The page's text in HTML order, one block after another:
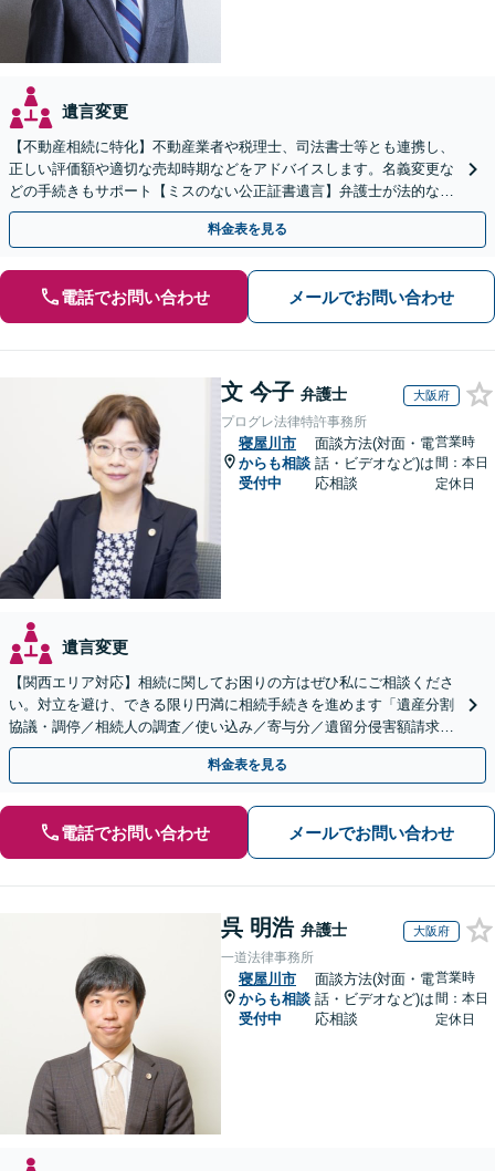
遺言変更
【不動産相続に特化】不動産業者や税理士、司法書士等とも連携し、
正しい評価額や適切な売却時期などをアドバイスします。名義変更な
どの手続きもサポート【ミスのない公正証書遺言】弁護士が法的な観
点から遺言書を作成します。
料金表を見る
電話でお問い合わせ メールでお問い合わせ
文 今子 弁護士 大阪府
プログレ法律特許事務所
寝屋川市
からも相談
受付中
面談方法(対面・電
話・ビデオなど)は
応相談
営業時
間：本日
定休日
遺言変更
【関西エリア対応】相続に関してお困りの方はぜひ私にご相談くださ
い。対立を避け、できる限り円満に相続手続きを進めます「遺産分割
協議・調停／相続人の調査／使い込み／寄与分／遺留分侵害額請求／
相続放棄（借金の相続）／遺言書作成【休日・夜間相談可】
料金表を見る
電話でお問い合わせ メールでお問い合わせ
呉 明浩 弁護士 大阪府
一道法律事務所
寝屋川市
からも相談
受付中
面談方法(対面・電
話・ビデオなど)は
応相談
営業時
間：本日
定休日